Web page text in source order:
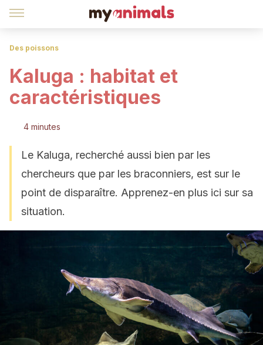
Des poissons
Kaluga : habitat et
caractéristiques
4 minutes
Le Kaluga, recherché aussi bien par les
chercheurs que par les braconniers, est sur le
point de disparaître. Apprenez-en plus ici sur sa
situation.